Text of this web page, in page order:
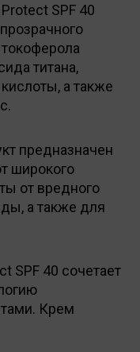
SPF 40
титана,
а также
предназначен
широкого
от вредного
а также для
SPF 40 сочетает
Крем